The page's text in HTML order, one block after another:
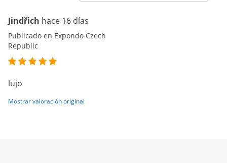
Jindřich hace 16 días
Publicado en Expondo Czech
Republic
lujo
Mostrar valoración original